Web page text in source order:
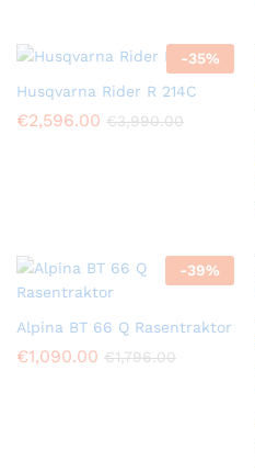
-35%
Husqvarna Rider R 214C
€2,596.00 €3,990.00
-39%
Alpina BT 66 Q Rasentraktor
€1,090.00 €1,796.00